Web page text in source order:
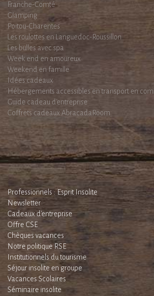
Franche-Comté
Glamping
Poitou-Charentes
Les roulottes en Languedoc-Roussillon
Les bulles avec spa
Week end en amoureux
Weekend en famille
Idées cadeaux
Hébergements accessibles en transport en
Guide cadeau d'entreprise
Coffrets cadeaux AbracadaRoom
Professionnels : Esprit Insolite
Newsletter
Cadeaux d'entreprise
Offre CSE
Chèques vacances
Notre politique RSE
Institutionnels du tourisme
Séjour insolite en groupe
Vacances Scolaires
Séminaire insolite